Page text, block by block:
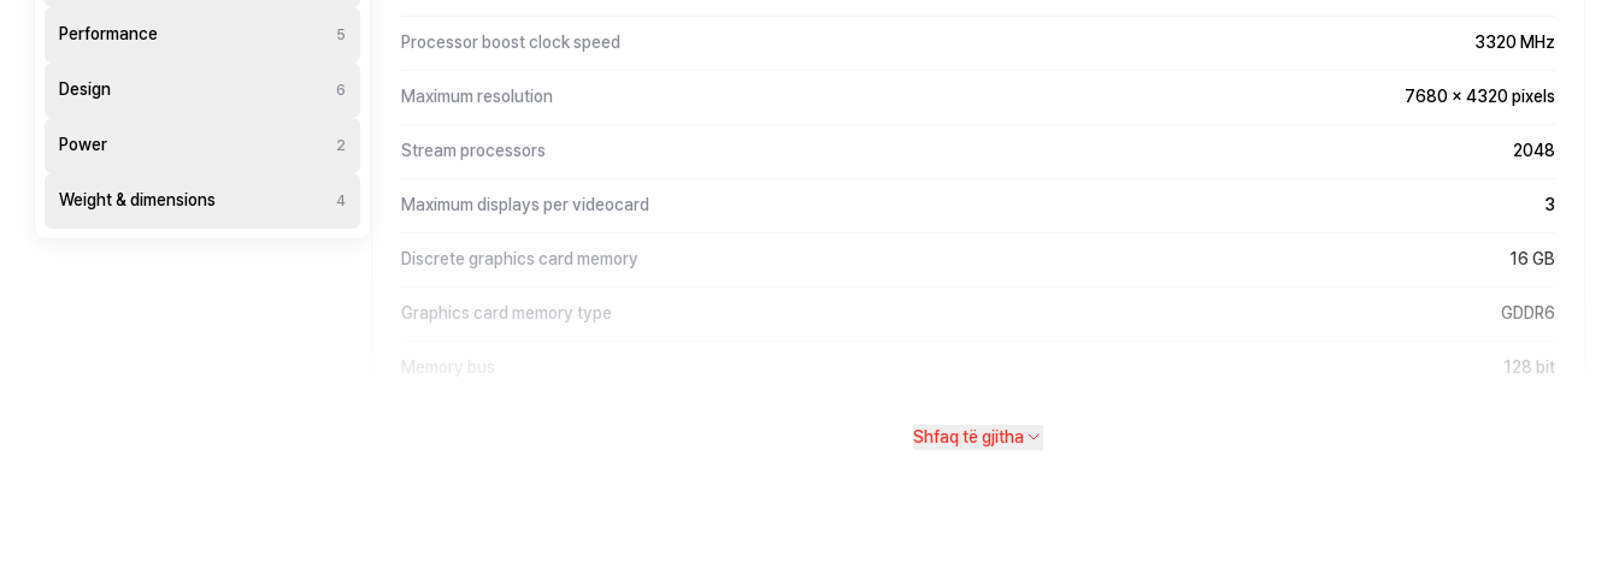
Performance 5
Design 6
Power 2
Weight & dimensions 4
Processor boost clock speed 3320 MHz
Maximum resolution 7680 x 4320 pixels
Stream processors 2048
Maximum displays per videocard 3
Discrete graphics card memory 16 GB
Graphics card memory type GDDR6
Memory bus 128 bit
Shfaq të gjitha